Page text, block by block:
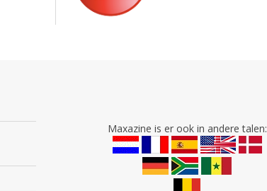
Maxazine is er ook in andere talen: